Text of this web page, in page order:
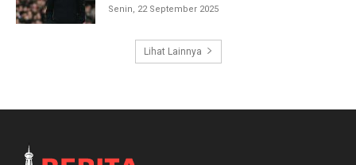
Senin, 22 September 2025
Lihat Lainnya